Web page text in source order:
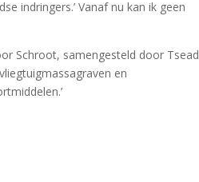
indringers.’ Vanaf nu kan ik geen
Schroot, samengesteld door Tsead
en